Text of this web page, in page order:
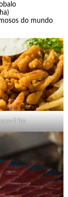
do mundo
frito